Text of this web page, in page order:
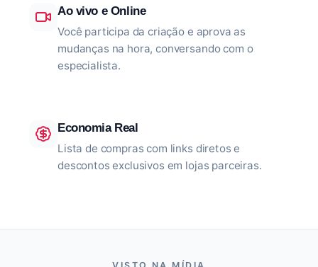
Ao vivo e Online
Você participa da criação e aprova as
mudanças na hora, conversando com o
especialista.
Economia Real
Lista de compras com links diretos e
descontos exclusivos em lojas parceiras.